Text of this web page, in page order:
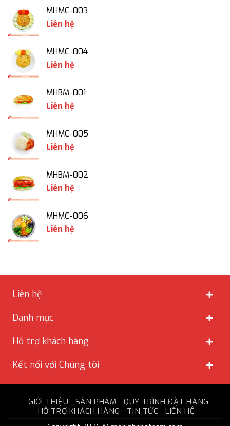
MHMC-003
Liên hệ
MHMC-004
Liên hệ
MHBM-001
Liên hệ
MHMC-005
Liên hệ
MHBM-002
Liên hệ
MHMC-006
Liên hệ
Liên hệ
Danh mục
Hỗ trợ khách hàng
Kết nối với Chúng tôi
GIỚI THIỆU SẢN PHẨM
QUY TRÌNH ĐẶT HÀNG
HỖ TRỢ KHÁCH HÀNG
TIN TỨC LIÊN HỆ